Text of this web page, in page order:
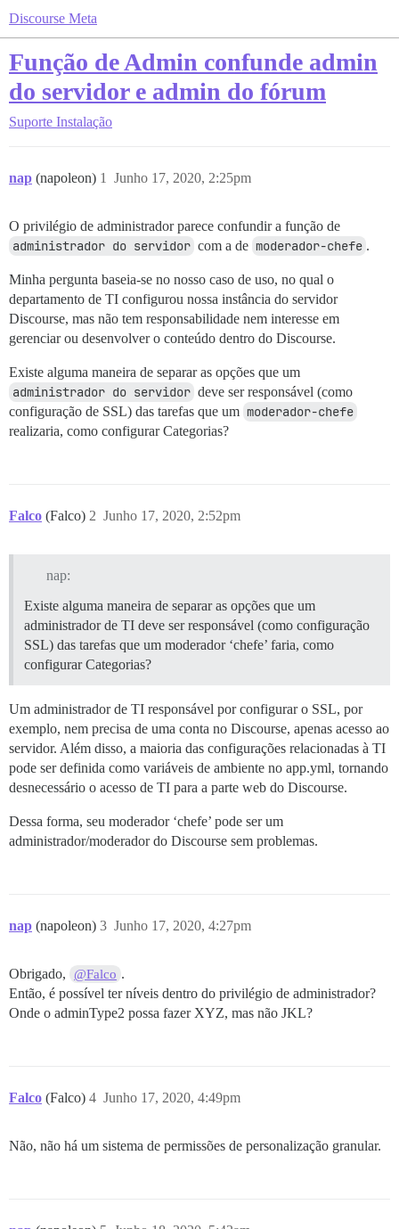
Discourse Meta
Função de Admin confunde admin
do servidor e admin do fórum
Suporte Instalação
nap (napoleon) Junho 17, 2020, 2:25pm
1
O privilégio de administrador parece confundir a função de
administrador do servidor com a de moderador-chefe .
Minha pergunta baseia-se no nosso caso de uso, no qual o
departamento de TI configurou nossa instância do servidor
Discourse, mas não tem responsabilidade nem interesse em
gerenciar ou desenvolver o conteúdo dentro do Discourse.
Existe alguma maneira de separar as opções que um
administrador do servidor deve ser responsável (como
configuração de SSL) das tarefas que um moderador-chefe
realizaria, como configurar Categorias?
Falco (Falco) Junho 17, 2020, 2:52pm
2
nap:
Existe alguma maneira de separar as opções que um
administrador de TI deve ser responsável (como configuração
SSL) das tarefas que um moderador ‘chefe’ faria, como
configurar Categorias?
Um administrador de TI responsável por configurar o SSL, por
exemplo, nem precisa de uma conta no Discourse, apenas acesso ao
servidor. Além disso, a maioria das configurações relacionadas à TI
pode ser definida como variáveis de ambiente no app.yml, tornando
desnecessário o acesso de TI para a parte web do Discourse.
Dessa forma, seu moderador ‘chefe’ pode ser um
administrador/moderador do Discourse sem problemas.
nap (napoleon) Junho 17, 2020, 4:27pm
3
Obrigado, @Falco .
Então, é possível ter níveis dentro do privilégio de administrador?
Onde o adminType2 possa fazer XYZ, mas não JKL?
Falco (Falco) Junho 17, 2020, 4:49pm
4
Não, não há um sistema de permissões de personalização granular.